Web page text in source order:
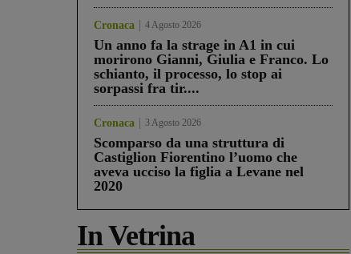
Cronaca 4 Agosto 2026
Un anno fa la strage in A1 in cui
morirono Gianni, Giulia e Franco. Lo
schianto, il processo, lo stop ai
sorpassi fra tir....
Cronaca 3 Agosto 2026
Scomparso da una struttura di
Castiglion Fiorentino l’uomo che
aveva ucciso la figlia a Levane nel
2020
In Vetrina